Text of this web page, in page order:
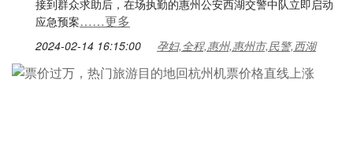
接到群众求助后，在场执勤的惠州公安西湖交警中队立即启动
应急预案……更多
2024-02-14 16:15:00 孕妇,全程,惠州,惠州市,民警,西湖